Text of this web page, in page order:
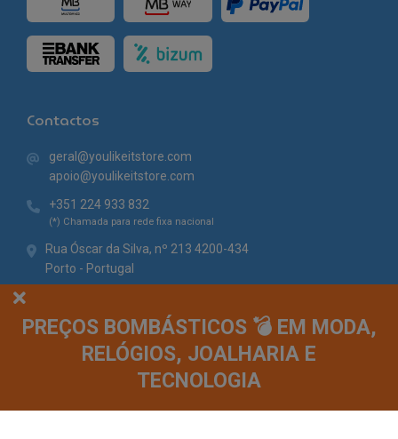
PREÇOS BOMBÁSTICOS 💣 EM MODA,
RELÓGIOS, JOALHARIA E
TECNOLOGIA
Contactos
geral@youlikeitstore.com
apoio@youlikeitstore.com
+351 224 933 832
(*) Chamada para rede fixa nacional
Rua Óscar da Silva, nº 213 4200-434
Porto - Portugal